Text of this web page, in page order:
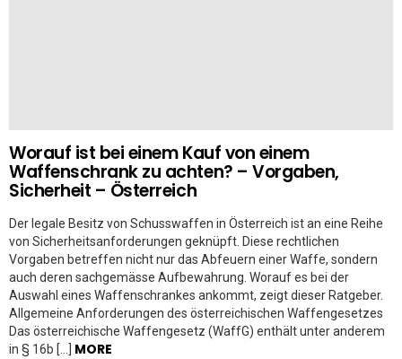
Worauf ist bei einem Kauf von einem
Waffenschrank zu achten? – Vorgaben,
Sicherheit – Österreich
Der legale Besitz von Schusswaffen in Österreich ist an eine Reihe
von Sicherheitsanforderungen geknüpft. Diese rechtlichen
Vorgaben betreffen nicht nur das Abfeuern einer Waffe, sondern
auch deren sachgemässe Aufbewahrung. Worauf es bei der
Auswahl eines Waffenschrankes ankommt, zeigt dieser Ratgeber.
Allgemeine Anforderungen des österreichischen Waffengesetzes
Das österreichische Waffengesetz (WaffG) enthält unter anderem
in § 16b […] MORE